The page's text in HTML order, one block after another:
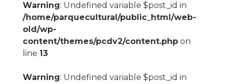
Warning: Undefined variable $post_id in
/home/parquecultural/public_html/web-
old/wp-
content/themes/pcdv2/content.phpon
line 13
Warning: Undefined variable $post_id in